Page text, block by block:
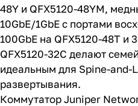
48Y и QFX5120-48YM,
10GbE/1GbE с портами
100GbE на QFX5120-48T и
QFX5120-32C делают
идеальным для Spine-and-
развертывания.
КоммутаторJuniper